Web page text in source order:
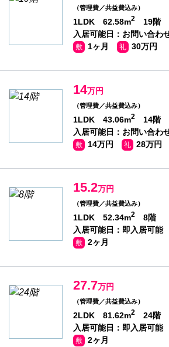
（管理費／共益費込み）
1LDK 62.58m2
19階
入居可能日：お問い合わ
敷 1ヶ月 礼 30万円
14万円
（管理費／共益費込み）
1LDK 43.06m2
14階
入居可能日：お問い合わ
敷 14万円 礼 28万円
15.2万円
（管理費／共益費込み）
1LDK 52.34m2
8階
入居可能日：即入居可能
敷 2ヶ月
27.7万円
（管理費／共益費込み）
2LDK 81.62m2
24階
入居可能日：即入居可能
敷 2ヶ月